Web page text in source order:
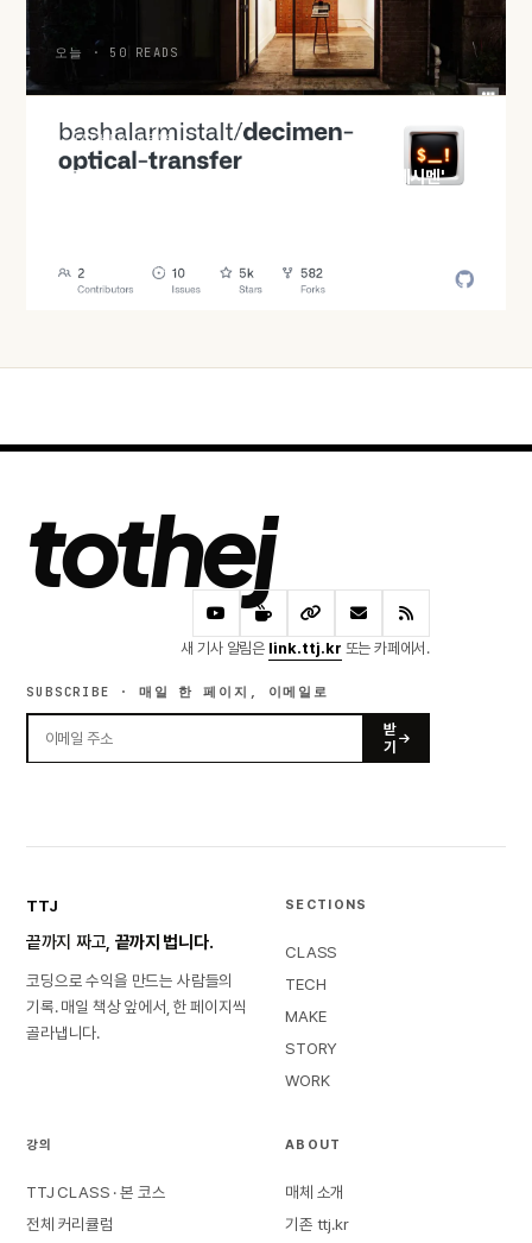
오늘 · 50 READS
HACKER NEWS
화면과 카메라만으로 파일 전송, QR 분수코드 실험 '데시멘'
오늘 · 50 READS
tothej
새 기사 알림은 link.ttj.kr 또는 카페에서.
SUBSCRIBE · 매일 한 페이지, 이메일로
받
기
TTJ
끝까지 짜고, 끝까지 법니다.
코딩으로 수익을 만드는 사람들의
기록. 매일 책상 앞에서, 한 페이지씩
골라냅니다.
SECTIONS
CLASS
TECH
MAKE
STORY
WORK
강의
TTJ CLASS · 본 코스
전체 커리큘럼
ABOUT
매체 소개
기존 ttj.kr